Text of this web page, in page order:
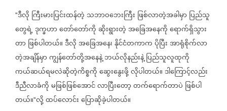
"ဒီလို ကြီးမားပြင်းထန်တဲ့ သဘာဝဘေးကြီး ဖြစ်လာတဲ့အခါမှာပြည်သူ
တွေရဲ့ဒုက္ခဟာတော်တော်ကိုဆိုးရွားတဲ့အခြေအနေကိုရောက်ရှိသွား
တာဖြစ်ပါတယ်။ဒီလိုအခြေအနေ၊နိုင်ငံတကာကပိုပြီးအာရုံစိုက်လာ
တဲ့အချိန်မှာကျွန်တော်တို့အနေနဲ့ဘယ်လိုနည်းနဲ့ပြည်သူလူထုကို
ကယ်ဆယ်ရမလဲဆိုတဲ့ကိစ္စကိုဆွေးနွေးဖို့လိုပါတယ်။ဒါကြောင့်လည်း
ဒီညီလာခံကိုမဖြစ်ဖြစ်အောင်လာပြီးတော့တက်ရောက်တာပဲ ဖြစ်ပါ
တယ်။"လို့ထပ်လောင်းပြောဆိုခဲ့ပါတယ်။